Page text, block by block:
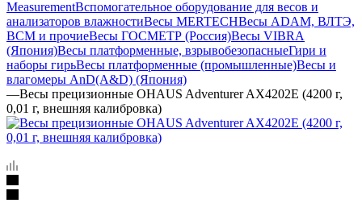
MeasurementВспомогательное оборудование для весов и
анализаторов влажностиВесы MERTECHВесы ADAM, ВЛТЭ,
BCM и прочиеВесы ГОСМЕТР (Россия)Весы VIBRA
(Япония)Весы платформенные, взрывобезопасныеГири и
наборы гирьВесы платформенные (промышленные)Весы и
влагомеры AnD(A&D) (Япония)
—Весы прецизионные OHAUS Adventurer AX4202Е (4200 г,
0,01 г, внешняя калибровка)